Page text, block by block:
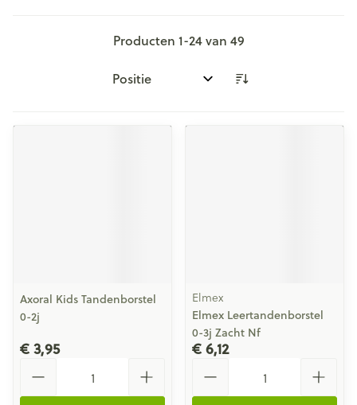
Producten 1-24van 49
Sorteer op:
Axoral Kids Tandenborstel
0-2j
€ 3,95
Elmex
Elmex Leertandenborstel
0-3j Zacht Nf
€ 6,12